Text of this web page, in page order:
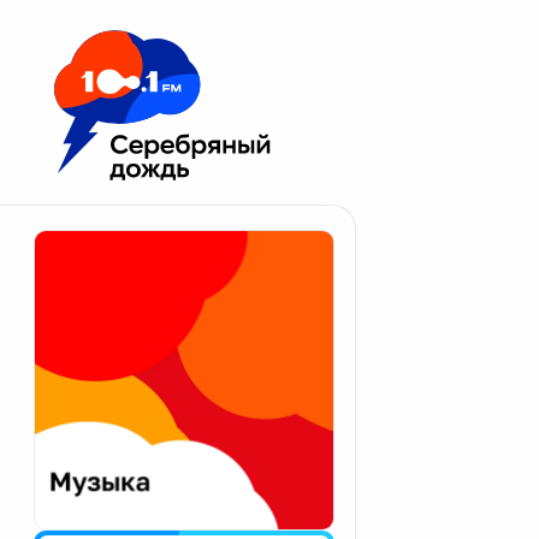
Москва 100.1 FM
Апатиты
Екатеринбург
Калининград
Калуга